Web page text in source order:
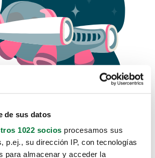
de sus datos
1022 socios procesamos sus
p.ej., su dirección IP, con tecnologías
para almacenar y acceder la